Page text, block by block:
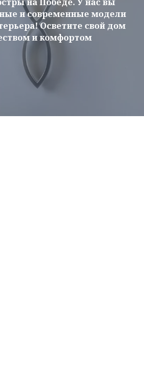
и современные модели
Осветите свой дом
и комфортом